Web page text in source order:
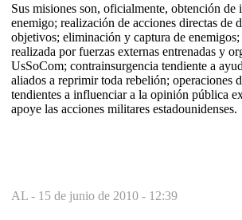
Sus misiones son, oficialmente, obtención de
enemigo; realización de acciones directas de
objetivos; eliminación y captura de
realizada por fuerzas externas entrenadas y
UsSoCom; contrainsurgencia tendiente a
aliados a reprimir toda rebelión; operaciones
tendientes a influenciar a la opinión pública
apoye las acciones militares estadounidenses.
AL - 15 de junio de 2010 - 12:39